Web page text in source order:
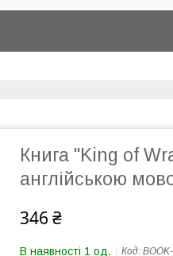
Книга "King of
англійською
346 ₴
В наявності 1 од. Код: